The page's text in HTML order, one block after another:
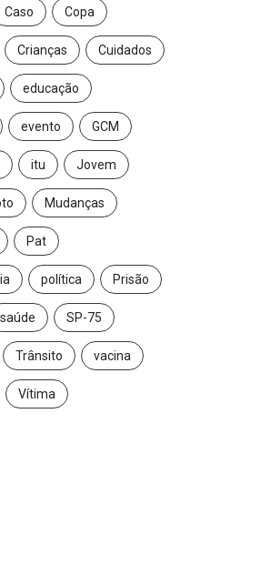
Caso Copa
Crianças Cuidados
educação
evento GCM
itu Jovem
Mudanças
Pat
política Prisão
saúde SP-75
Trânsito vacina
Vítima